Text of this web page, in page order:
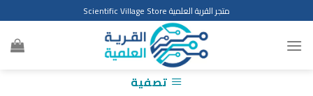
to
content
متجر القرية العلمية Scientific Village Store
تصفية